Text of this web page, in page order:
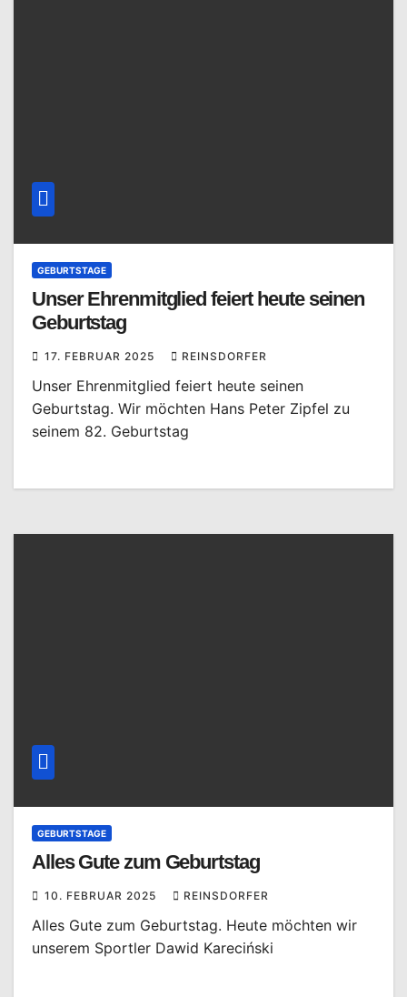
GEBURTSTAGE
Unser Ehrenmitglied feiert heute seinen
Geburtstag
17. FEBRUAR 2025 REINSDORFER
Unser Ehrenmitglied feiert heute seinen
Geburtstag. Wir möchten Hans Peter Zipfel zu
seinem 82. Geburtstag
GEBURTSTAGE
Alles Gute zum Geburtstag
10. FEBRUAR 2025 REINSDORFER
Alles Gute zum Geburtstag. Heute möchten wir
unserem Sportler Dawid Kareciński